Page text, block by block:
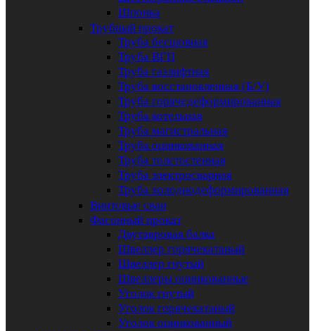
Шпонка
Трубный прокат
Труба бесшовная
Труба ВГП
Труба газлифтная
Труба восстановленная (Б/У)
Труба горячедеформированная
Труба котельная
Труба магистральная
Труба оцинкованная
Труба толстостенная
Труба электросварная
Труба холоднодеформированная
Винтовые сваи
Фасонный прокат
Двутавровая балка
Швеллер горячекатаный
Швеллер гнутый
Швеллеры оцинкованные
Уголок гнутый
Уголок горячекатаный
Уголок оцинкованный